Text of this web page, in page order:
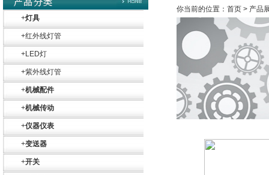
+灯具
+红外线灯管
+LED灯
+紫外线灯管
+机械配件
+机械传动
+仪器仪表
+变送器
+开关
你当前的位置：首页 > 产品